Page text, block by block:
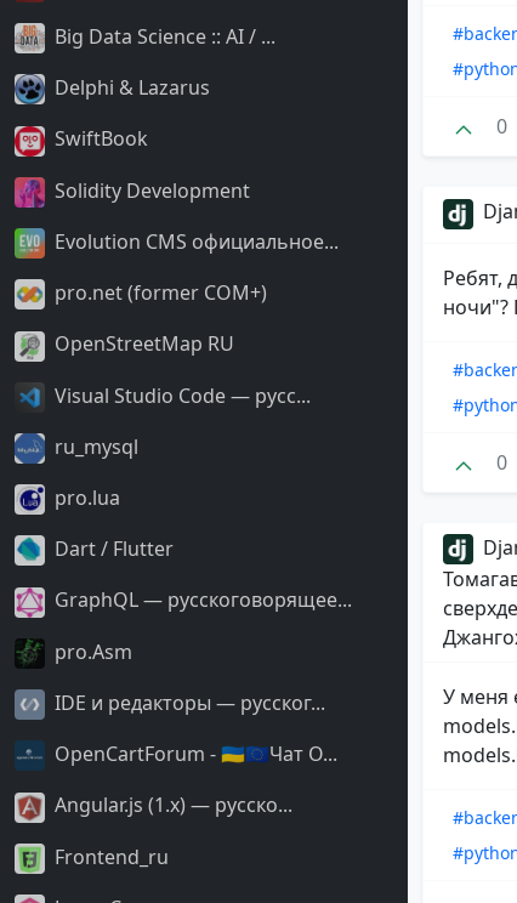
Big Data Science :: AI / ...
Delphi & Lazarus
SwiftBook
Solidity Development
Evolution CMS официальное...
pro.net (former COM+)
OpenStreetMap RU
Visual Studio Code — русс...
ru_mysql
pro.lua
Dart / Flutter
GraphQL — русскоговорящее...
pro.Asm
IDE и редакторы — русског...
OpenCartForum - 🇺🇦🇪🇺Чат O...
Angular.js (1.x) — русско...
Frontend_ru
0
Ребят,
ночи"?
0
У меня